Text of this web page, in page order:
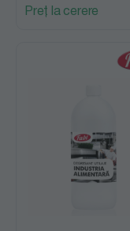
Preț la cerere